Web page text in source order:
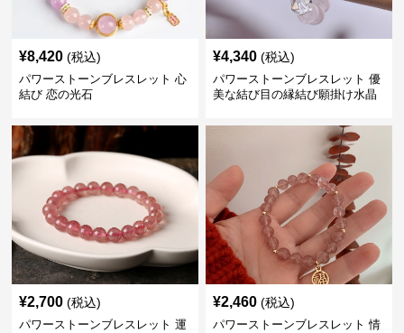
¥8,420 (税込)
パワーストーンブレスレット 心
結び 恋の光石
¥4,340 (税込)
パワーストーンブレスレット 優
美な結び目の縁結び願掛け水晶
¥2,700 (税込)
パワーストーンブレスレット 運
¥2,460 (税込)
パワーストーンブレスレット 情